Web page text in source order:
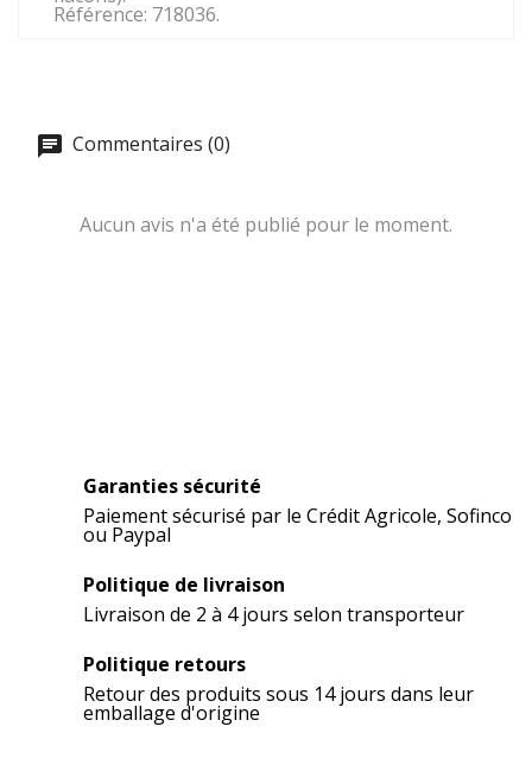
Référence: 718036.
Commentaires (0)
Aucun avis n'a été publié pour le moment.
Garanties sécurité
Paiement sécurisé par le Crédit Agricole, Sofinco
ou Paypal
Politique de livraison
Livraison de 2 à 4 jours selon transporteur
Politique retours
Retour des produits sous 14 jours dans leur
emballage d'origine